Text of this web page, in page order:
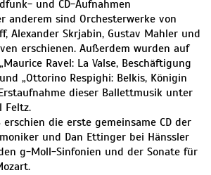
und CD-Aufnahmen
anderem sind Orchesterwerke von
Alexander Skrjabin, Gustav Mahler und
erschienen. Außerdem wurden auf
Ravel: La Valse, Beschäftigung
„Ottorino Respighi: Belkis, Königin
dieser Ballettmusik unter
Feltz.
erschien die erste gemeinsame CD der
und Dan Ettinger bei Hänssler
g-Moll-Sinfonien und der Sonate für